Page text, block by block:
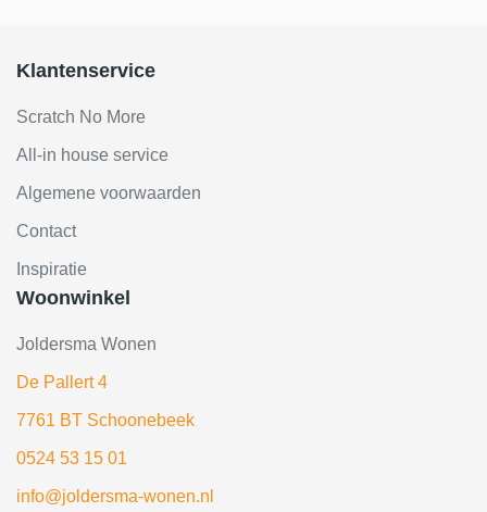
Klantenservice
Scratch No More
All-in house service
Algemene voorwaarden
Contact
Inspiratie
Woonwinkel
Joldersma Wonen
De Pallert 4
7761 BT Schoonebeek
0524 53 15 01
info@joldersma-wonen.nl